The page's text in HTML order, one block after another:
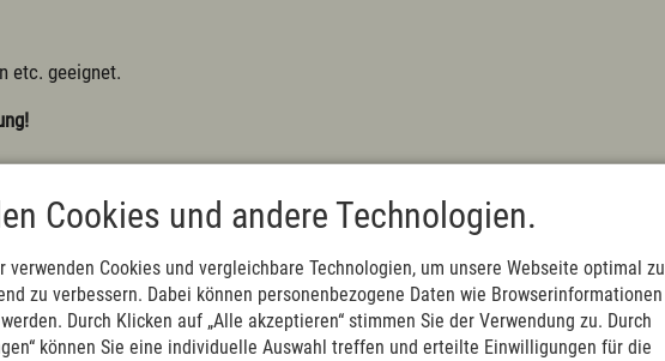
etc. geeignet.
0,00 €
Cookies und andere Technologien.
verwenden Cookies und vergleichbare Technologien, um unsere Webseite optimal zu
zu verbessern. Dabei können personenbezogene Daten wie Browserinformationen
Durch Klicken auf „Alle akzeptieren“ stimmen Sie der Verwendung zu. Durch
können Sie eine individuelle Auswahl treffen und erteilte Einwilligungen für die